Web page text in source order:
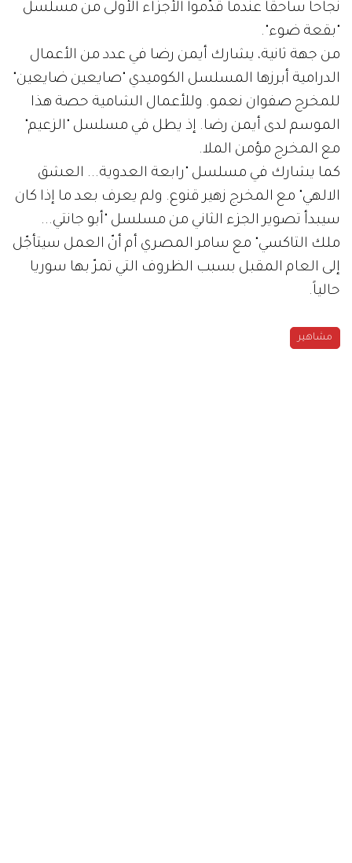
نجاحاً ساحقاً عندما قدّموا الأجزاء الأولى من مسلسل
"بقعة ضوء".
من جهة ثانية، يشارك أيمن رضا في عدد من الأعمال
الدرامية أبرزها المسلسل الكوميدي "صايعين ضايعين"
للمخرج صفوان نعمو. وللأعمال الشامية حصة هذا
الموسم لدى أيمن رضا. إذ يطل في مسلسل "الزعيم"
مع المخرج مؤمن الملا.
كما يشارك في مسلسل "رابعة العدوية... العشق
الالهي" مع المخرج زهير قنوع. ولم يعرف بعد ما إذا كان
سيبدأ تصوير الجزء الثاني من مسلسل "أبو جانتي...
ملك التاكسي" مع سامر المصري أم أنّ العمل سيتأجّل
إلى العام المقبل بسبب الظروف التي تمرّ بها سوريا
حالياً.
مشاهير